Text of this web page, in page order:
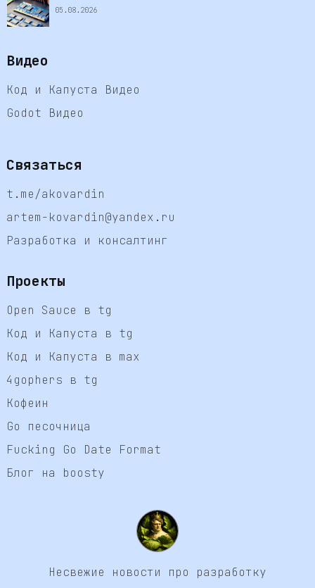
05.08.2026
Видео
Код и Капуста Видео
Godot Видео
Связаться
t.me/akovardin
artem-kovardin@yandex.ru
Разработка и консалтинг
Проекты
Open Sauce в tg
Код и Капуста в tg
Код и Капуста в max
4gophers в tg
Кофеин
Go песочница
Fucking Go Date Format
Блог на boosty
Несвежие новости про разработку